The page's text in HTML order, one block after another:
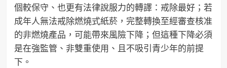
個較保守、也更有法律說服力的轉譯：戒除最好；若
成年人無法戒除燃燒式紙菸，完整轉換至經審查核准
的非燃燒產品，可能帶來風險下降；但這種下降必須
是在強監管、非雙重使用、且不吸引青少年的前提
下。